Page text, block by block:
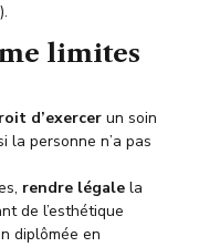
limites
d’exercer un soin
la personne n’a pas
rendre légale la
de l’esthétique
diplômée en